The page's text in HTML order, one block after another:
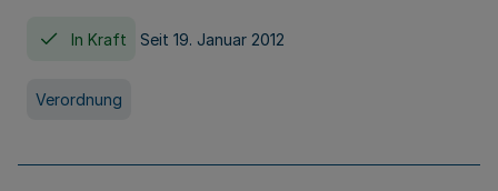
In Kraft Seit 19. Januar 2012
Verordnung